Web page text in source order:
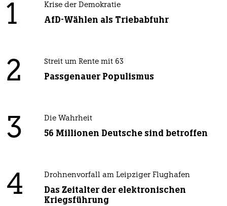
1 Krise der Demokratie
AfD-Wählen als Triebabfuhr
2 Streit um Rente mit 63
Passgenauer Populismus
3 Die Wahrheit
56 Millionen Deutsche sind betroffen
4 Drohnenvorfall am Leipziger Flughafen
Das Zeitalter der elektronischen
Kriegsführung